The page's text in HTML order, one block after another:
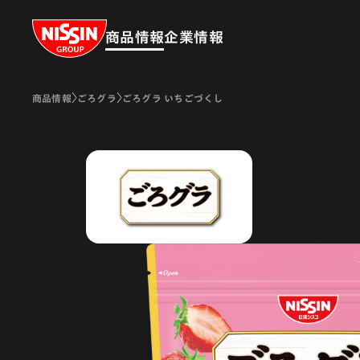
Nissin Group
商品情報企業情報
商品情報 ごろグラ ごろグラ いちごづくし